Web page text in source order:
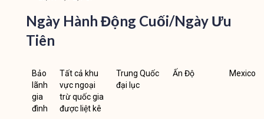
Ngày Hành Động Cuối/Ngày Ưu
Tiên
Bảo
lãnh
gia
đình
Tất cả khu
vực ngoại
trừ quốc gia
được liệt kê
Trung Quốc
đại lục
Ấn Độ Mexico